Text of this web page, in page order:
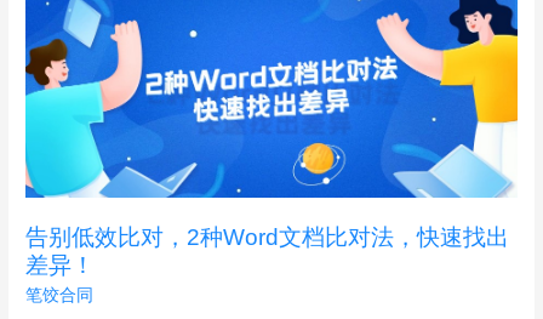
轻
松
解
告别低效比对，2种Word文档比对法，快速找出
差异！
笔饺合同
低
效
2
Word
文
档